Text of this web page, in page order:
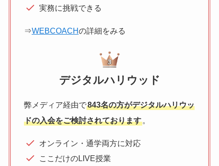
実務に挑戦できる
⇒WEBCOACHの詳細をみる
デジタルハリウッド
弊メディア経由で843名の方がデジタルハリウッ
ドの入会をご検討されております。
オンライン・通学両方に対応
ここだけのLIVE授業